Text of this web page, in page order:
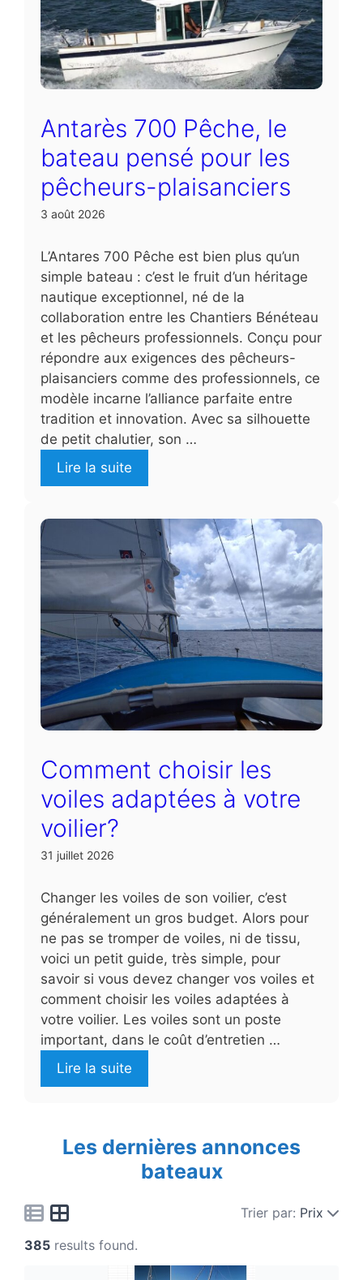
Antarès 700 Pêche, le
bateau pensé pour les
pêcheurs-plaisanciers
3 août 2026
L’Antares 700 Pêche est bien plus qu’un
simple bateau : c’est le fruit d’un héritage
nautique exceptionnel, né de la
collaboration entre les Chantiers Bénéteau
et les pêcheurs professionnels. Conçu pour
répondre aux exigences des pêcheurs-
plaisanciers comme des professionnels, ce
modèle incarne l’alliance parfaite entre
tradition et innovation. Avec sa silhouette
de petit chalutier, son …
Lire la suite
Comment choisir les
voiles adaptées à votre
voilier?
31 juillet 2026
Changer les voiles de son voilier, c’est
généralement un gros budget. Alors pour
ne pas se tromper de voiles, ni de tissu,
voici un petit guide, très simple, pour
savoir si vous devez changer vos voiles et
comment choisir les voiles adaptées à
votre voilier. Les voiles sont un poste
important, dans le coût d’entretien …
Lire la suite
Les dernières annonces
bateaux
Trier par: Prix
385 results found.